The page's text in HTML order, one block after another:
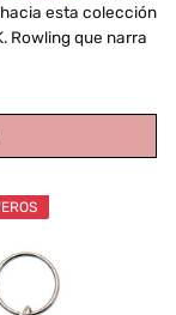
esta colección
Rowling que narra